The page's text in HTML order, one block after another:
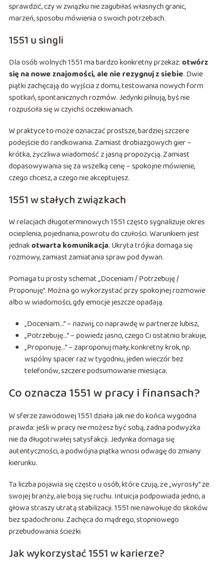
sprawdzić, czy w związku nie zagubiłaś własnych granic,
marzeń, sposobu mówienia o swoich potrzebach.
1551 u singli
Dla osób wolnych 1551 ma bardzo konkretny przekaz: otwórz
się na nowe znajomości, ale nie rezygnuj z siebie. Dwie
piątki zachęcają do wyjścia z domu, testowania nowych form
spotkań, spontanicznych rozmów. Jedynki pilnują, byś nie
rozpuściła się w czyichś oczekiwaniach.
W praktyce to może oznaczać prostsze, bardziej szczere
podejście do randkowania. Zamiast drobiazgowych gier –
krótka, życzliwa wiadomość z jasną propozycją. Zamiast
dopasowywania się za wszelką cenę – spokojne mówienie,
czego chcesz, a czego nie akceptujesz.
1551 w stałych związkach
W relacjach długoterminowych 1551 często sygnalizuje okres
ocieplenia, pojednania, powrotu do czułości. Warunkiem jest
jednakotwarta komunikacja. Ukryta trójka domaga się
rozmowy, zamiast zamiatania spraw pod dywan.
Pomaga tu prosty schemat „Doceniam / Potrzebuję /
Proponuję”. Można go wykorzystać przy spokojnej rozmowie
albo w wiadomości, gdy emocje jeszcze opadają.
„Doceniam…” – nazwij, co naprawdę w partnerze lubisz,
„Potrzebuję…” – powiedz jasno, czego Ci ostatnio brakuje,
„Proponuję…” – zaproponuj mały, konkretny krok, np.
wspólny spacer raz w tygodniu, jeden wieczór bez
telefonów, szczere podsumowanie miesiąca.
Co oznacza 1551 w pracy i finansach?
W sferze zawodowej 1551 działa jak nie do końca wygodna
prawda: jeśli w pracy nie możesz być sobą, żadna podwyżka
nie da długotrwałej satysfakcji. Jedynka domaga się
autentyczności, a podwójna piątka wnosi odwagę do zmiany
kierunku.
Ta liczba pojawia się często u osób, które czują, że „wyrosły” ze
swojej branży, ale boją się ruchu. Intuicja podpowiada jedno, a
głowa straszy utratą stabilizacji. 1551 nie nawołuje do skoków
bez spadochronu. Zachęca do mądrego, stopniowego
przebudowania ścieżki.
Jak wykorzystać 1551 w karierze?